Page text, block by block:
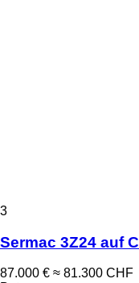
3
Sermac 3Z24 auf
87.000 € ≈ 81.300 CHF